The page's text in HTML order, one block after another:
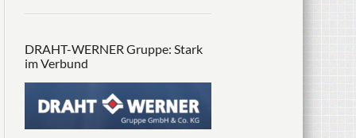
DRAHT-WERNER Gruppe: Stark
im Verbund